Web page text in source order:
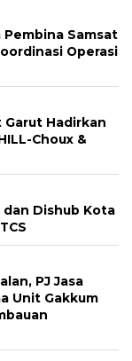
Pembina Samsat
Operasi
Garut Hadirkan
Choux &
dan Dishub Kota
PJ Jasa
Unit Gakkum